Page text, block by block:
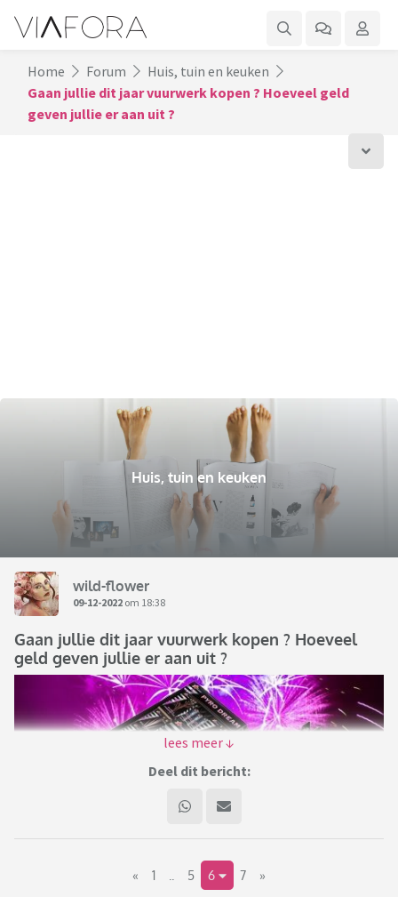
Home Forum
Huis, tuin en keuken
Gaan jullie dit jaar vuurwerk kopen ? Hoeveel geld
geven jullie er aan uit ?
Huis, tuin en keuken
wild-flower
09-12-2022 om 18:38
Gaan jullie dit jaar vuurwerk kopen ? Hoeveel
geld geven jullie er aan uit ?
Deel dit bericht:
« 1 5 6 7 »